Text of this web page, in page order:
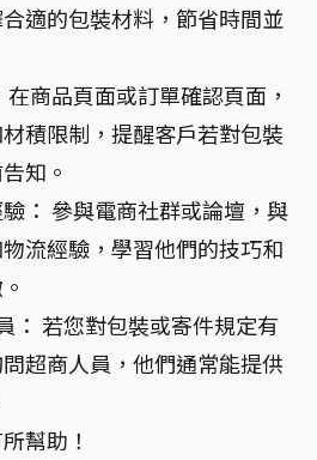
適的包裝材料，節省時間並
商品頁面或訂單確認頁面，
積限制，提醒客戶若對包裝
知。
： 參與電商社群或論壇，與
流經驗，學習他們的技巧和
： 若您對包裝或寄件規定有
超商人員，他們通常能提供
幫助！